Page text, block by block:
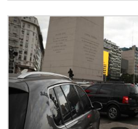
Imagen